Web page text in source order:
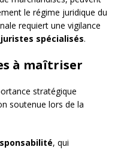
le régime juridique du
requiert une vigilance
juristes spécialisés.
à maîtriser
stratégique
soutenue lors de la
, qui